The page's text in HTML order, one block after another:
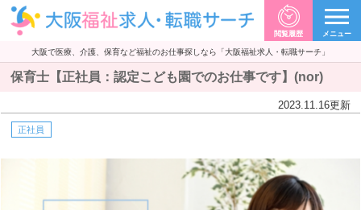
大阪で医療、介護、保育など福祉のお仕事探しなら「大阪福祉求人・転職サーチ」
閲覧履歴 メニュー
保育士【正社員：認定こども園でのお仕事です】(nor)
2023.11.16更新
正社員